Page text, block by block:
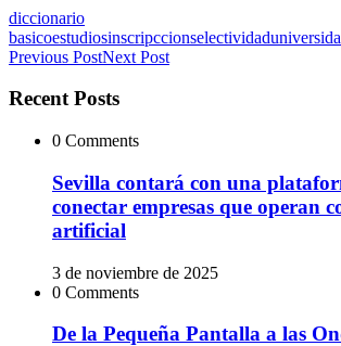
diccionario
basicoestudiosinscripccionselectividad
Previous PostNext Post
Recent Posts
0 Comments
Sevilla contará con una
conectar empresas que operan
artificial
3 de noviembre de 2025
0 Comments
De la Pequeña Pantalla a las